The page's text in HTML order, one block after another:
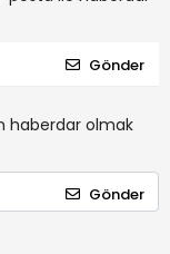
Gönder
haberdar olmak
Gönder